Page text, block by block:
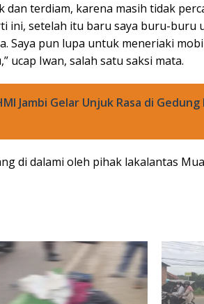
dan terdiam, karena masih tidak
ini, setelah itu baru saya buru-buru
Saya pun lupa untuk meneriaki
ucap Iwan, salah satu saksi mata.
Jambi Gelar Unjuk Rasa di Gedung
di dalami oleh pihak lakalantas